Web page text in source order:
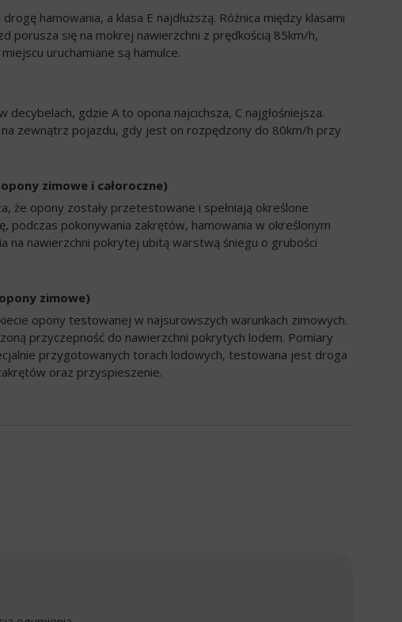
hamowania, a klasa E najdłuższą. Różnica między klasami
porusza się na mokrej nawierzchni z prędkością 85km/h,
uruchamiane są hamulce.
decybelach, gdzie A to opona najcichsza, C najgłośniejsza.
zewnątrz pojazdu, gdy jest on rozpędzony do 80km/h przy
zimowe i całoroczne)
że opony zostały przetestowane i spełniają określone
podczas pokonywania zakrętów, hamowania w określonym
na nawierzchni pokrytej ubitą warstwą śniegu o grubości
zimowe)
opony testowanej w najsurowszych warunkach zimowych.
przyczepność do nawierzchni pokrytych lodem. Pomiary
przygotowanych torach lodowych, testowana jest droga
oraz przyspieszenie.